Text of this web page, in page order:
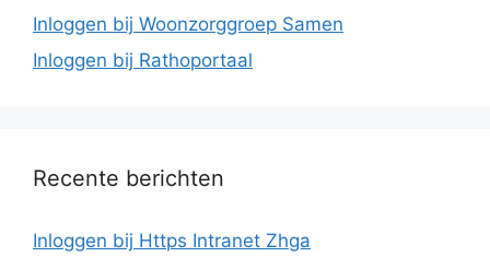
Inloggen bij Woonzorggroep Samen
Inloggen bij Rathoportaal
Recente berichten
Inloggen bij Https Intranet Zhga